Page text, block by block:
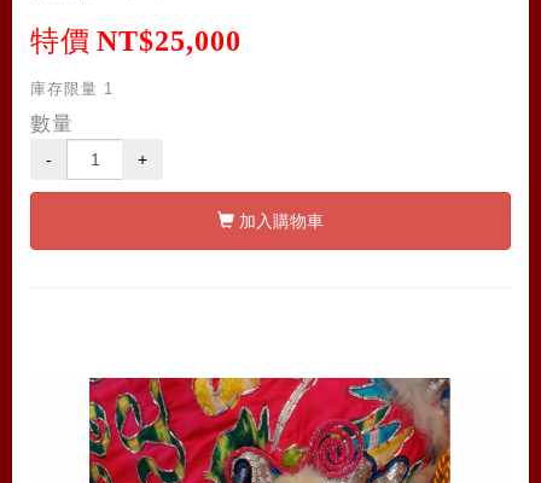
特價 NT$25,000
庫存限量 1
數量
- +
加入購物車